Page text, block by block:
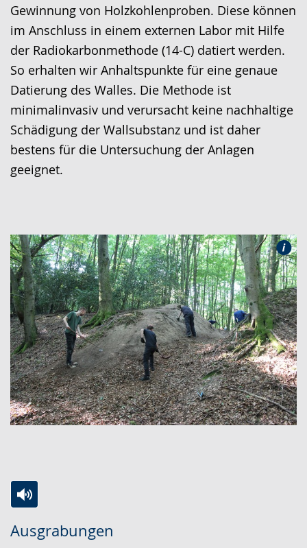
Gewinnung von Holzkohlenproben. Diese können
im Anschluss in einem externen Labor mit Hilfe
der Radiokarbonmethode (14-C) datiert werden.
So erhalten wir Anhaltspunkte für eine genaue
Datierung des Walles. Die Methode ist
minimalinvasiv und verursacht keine nachhaltige
Schädigung der Wallsubstanz und ist daher
bestens für die Untersuchung der Anlagen
geeignet.
Ausgrabungen
Leichten
Audio-
Video